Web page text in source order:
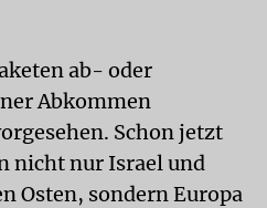
ab- oder
Abkommen
Schon jetzt
nicht nur Israel und
Osten, sondern Europa